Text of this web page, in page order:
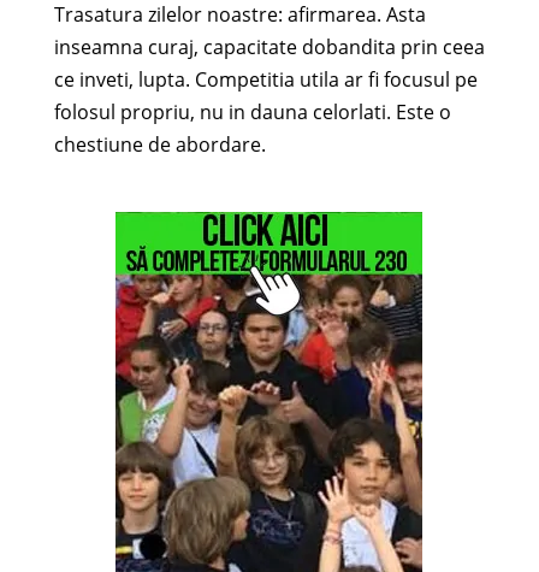
Trasatura zilelor noastre: afirmarea. Asta
inseamna curaj, capacitate dobandita prin ceea
ce inveti, lupta. Competitia utila ar fi focusul pe
folosul propriu, nu in dauna celorlati. Este o
chestiune de abordare.